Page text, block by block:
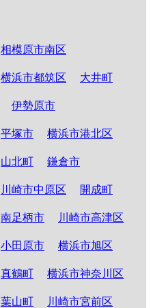
相模原市南区
横浜市都筑区 大井町
伊勢原市
平塚市 横浜市港北区
山北町 鎌倉市
川崎市中原区 開成町
南足柄市 川崎市高津区
小田原市 横浜市旭区
真鶴町 横浜市神奈川区
葉山町 川崎市宮前区